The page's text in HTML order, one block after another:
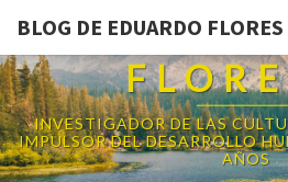
BLOG DE EDUARDO FLORES
BLOG DE
INVESTIGADOR DE LAS
IMPULSOR DEL DESARROLLO
AÑOS